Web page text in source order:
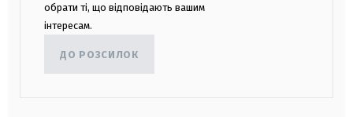
обрати ті, що відповідають вашим
інтересам.
ДО РОЗСИЛОК